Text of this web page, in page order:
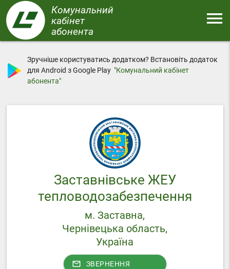
Перейти
до
основного
вмісту
Комунальний
кабінет
абонента
menu
Зручніше користуватись додатком? Встановіть додаток
для Android з Google Play "Комунальний кабінет
абонента"
Заставнівське ЖЕУ
тепловодозабезпечення
м. Заставна,
Чернівецька область,
Україна
mail_outline ЗВЕРНЕННЯ